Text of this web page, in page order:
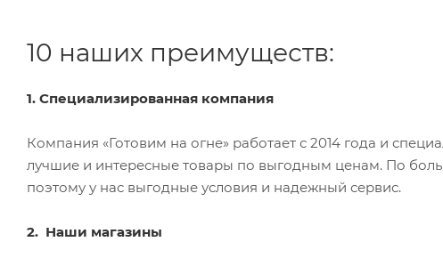
10 наших преимуществ:
1. Специализированная компания
Компания «Готовим на огне» работает с 2014 года и
лучшие и интересные товары по выгодным ценам. По
поэтому у нас выгодные условия и надежный сервис.
2. Наши магазины